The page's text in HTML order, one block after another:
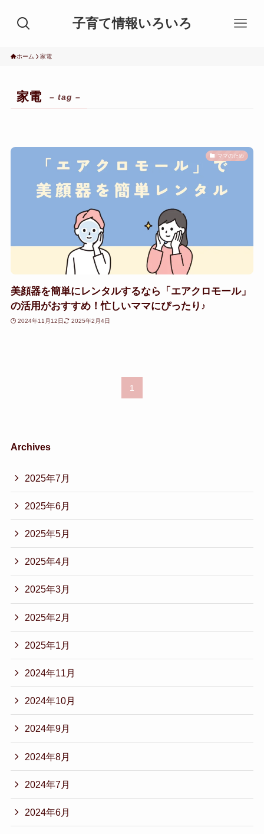
子育て情報いろいろ
ホーム 家電
家電 – tag –
ママのため
美顔器を簡単にレンタルするなら「エアクロモール」
の活用がおすすめ！忙しいママにぴったり♪
2024年11月12日 2025年2月4日
1
Archives
2025年7月
2025年6月
2025年5月
2025年4月
2025年3月
2025年2月
2025年1月
2024年11月
2024年10月
2024年9月
2024年8月
2024年7月
2024年6月